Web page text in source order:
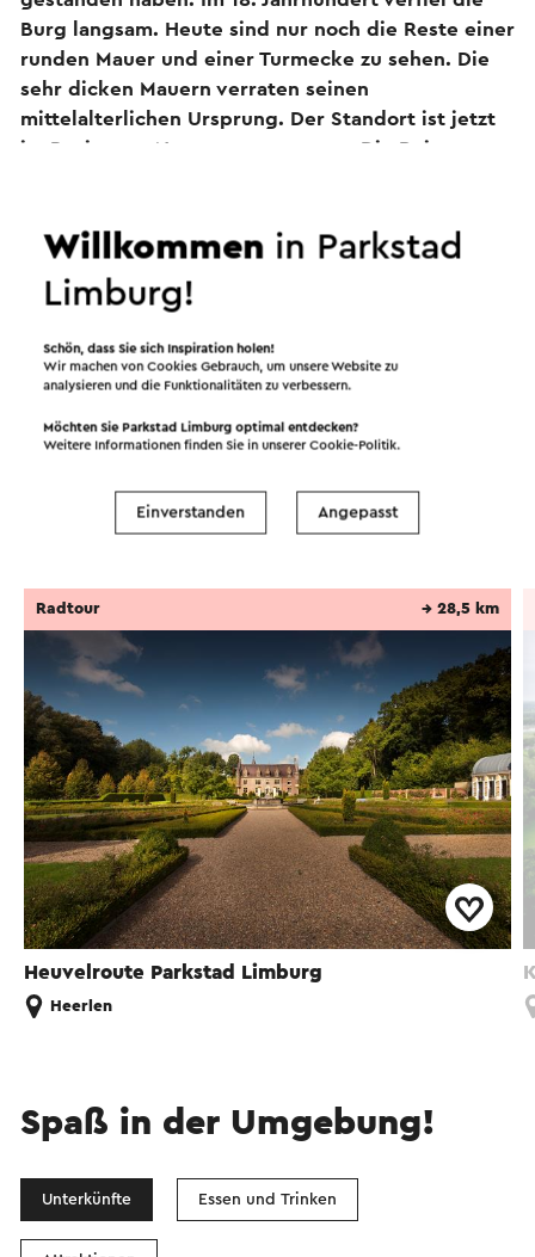
Burg langsam. Heute sind nur noch die Reste einer
runden Mauer und einer Turmecke zu sehen. Die
sehr dicken Mauern verraten seinen
mittelalterlichen Ursprung. Der Standort ist jetzt
im Besitz von Natuurmonumenten. Die Ruine
bewahren möchte.
Dieser Text wurde mit Hilfe eines Online-
Übersetzungsdienstes automatisch übersetzt.
Weiter lesen
Routen in der Region
Radfahren Wandern Radsport
Heuvelroute Parkstad Limburg
Radtour → 28,5 km
Heerlen
Spaß in der Umgebung!
Unterkünfte Essen und Trinken
Willkommen in Parkstad
Limburg!
Schön, dass Sie sich Inspiration holen!
Wir machen von Cookies Gebrauch, um unsere Website zu
analysieren und die Funktionalitäten zu verbessern.
Möchten Sie Parkstad Limburg optimal entdecken?
Weitere Informationen finden Sie in unsererCookie-Politik.
Einverstanden Angepasst